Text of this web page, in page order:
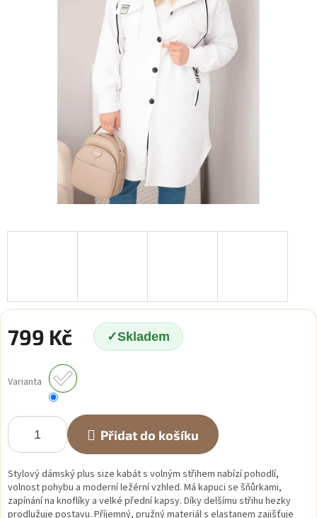
799 Kč Skladem
cena:
Varianta
Přidat do košíku
Stylový dámský plus size kabát s volným střihem nabízí pohodlí,
volnost pohybu a moderní ležérní vzhled. Má kapuci se šňůrkami,
zapínání na knoflíky a velké přední kapsy. Díky delšímu střihu hezky
prodlužuje postavu. Příjemný, pružný materiál s elastanem zajišťuje